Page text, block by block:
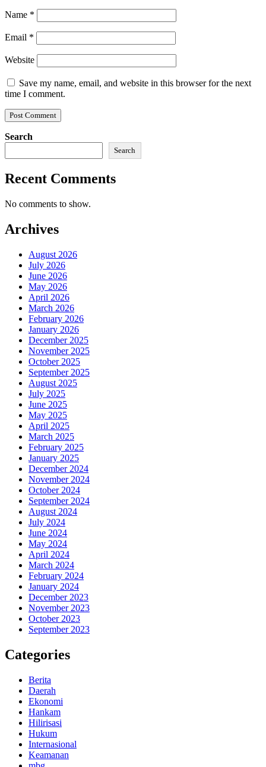
Name *
Email *
Website
Save my name, email, and website in this browser for the next
time I comment.
Search
Search
Recent Comments
No comments to show.
Archives
August 2026
July 2026
June 2026
May 2026
April 2026
March 2026
February 2026
January 2026
December 2025
November 2025
October 2025
September 2025
August 2025
July 2025
June 2025
May 2025
April 2025
March 2025
February 2025
January 2025
December 2024
November 2024
October 2024
September 2024
August 2024
July 2024
June 2024
May 2024
April 2024
March 2024
February 2024
January 2024
December 2023
November 2023
October 2023
September 2023
Categories
Berita
Daerah
Ekonomi
Hankam
Hilirisasi
Hukum
Internasional
Keamanan